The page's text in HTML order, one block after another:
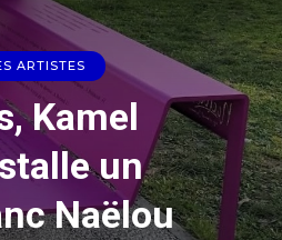
ARTISTES
Kamel
un
Naëlou